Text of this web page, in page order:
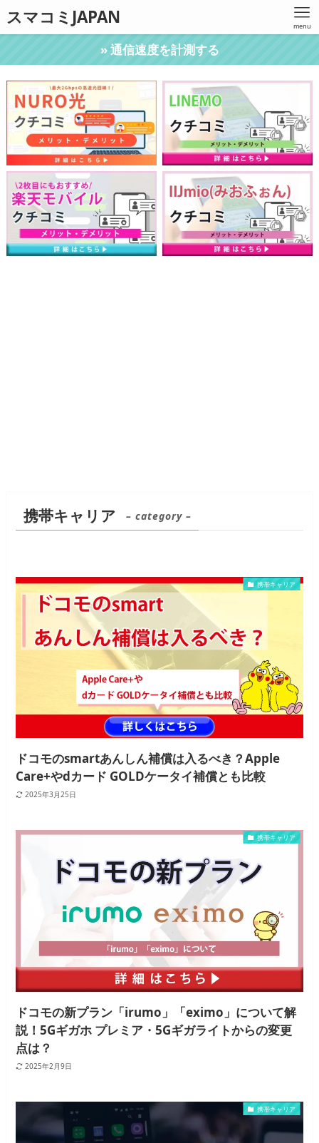
スマコミJAPAN menu
» 通信速度を計測する
携帯キャリア – category –
携帯キャリア
ドコモのsmartあんしん補償は入るべき？Apple
Care+やdカード GOLDケータイ補償とも比較
2025年3月25日
携帯キャリア
ドコモの新プラン「irumo」「eximo」について解
説！5Gギガホ プレミア・5Gギガライトからの変更
点は？
2025年2月9日
携帯キャリア